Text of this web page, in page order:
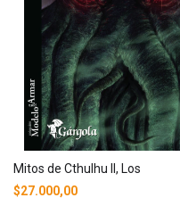
Mitos de Cthulhu II, Los
$27.000,00